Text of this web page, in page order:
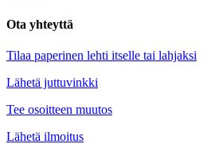
Ota yhteyttä
Tilaa paperinen lehti itselle tai lahjaksi
Lähetä juttuvinkki
Tee osoitteen muutos
Lähetä ilmoitus